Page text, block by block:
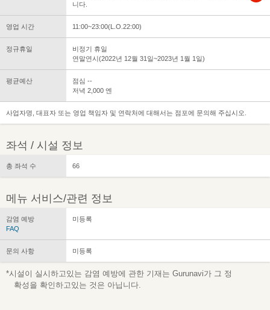
니다.
영업 시간 11:00~23:00(L.O.22:00)
정규휴일
비정기 휴일
연말연시(2022년 12월 31일~2023년 1월 1일)
평균예산
점심 --
저녁 2,000 엔
사업자명, 대표자 또는 영업 책임자 및 연락처에 대해서는 점포에 문의해 주십시오.
좌석 / 시설 정보
총 좌석 수 66
메뉴 서비스/관련 정보
감염 예방
FAQ
미등록
문의 사항 미등록
*시설이 실시하고있는 감염 예방에 관한 기재는 Gurunavi가 그 정
확성을 확인하고있는 것은 아닙니다.